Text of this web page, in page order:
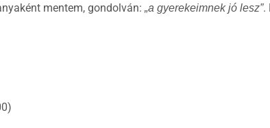
mentem, gondolván: „a gyerekeimnek jó lesz”.